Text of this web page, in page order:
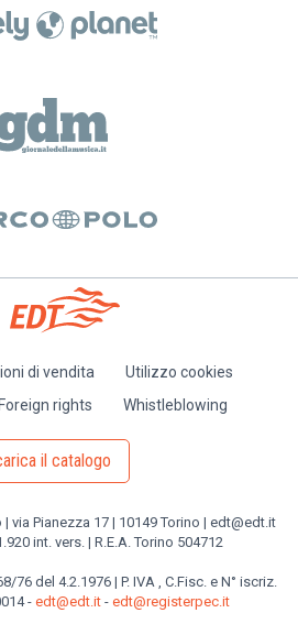
di vendita
Utilizzo cookies
rights Whistleblowing
il catalogo
via Pianezza 17 | 10149 Torino | edt@edt.it
int. vers. | R.E.A. Torino 504712
76 del 4.2.1976 | P. IVA , C.Fisc. e N° iscriz.
- edt@edt.it- edt@registerpec.it